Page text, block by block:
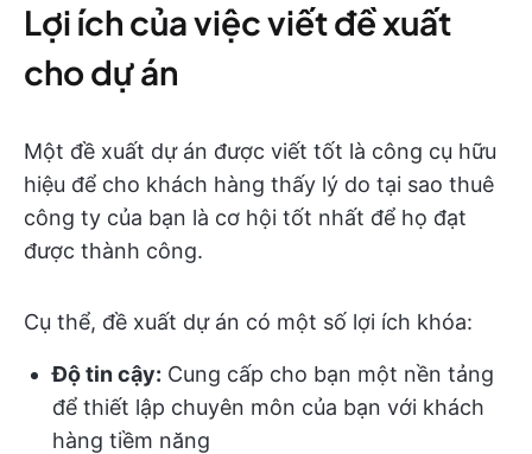
Lợi ích của việc viết đề xuất
cho dự án
Một đề xuất dự án được viết tốt là công cụ hữu
hiệu để cho khách hàng thấy lý do tại sao thuê
công ty của bạn là cơ hội tốt nhất để họ đạt
được thành công.
Cụ thể, đề xuất dự án có một số lợi ích khóa:
Độ tin cậy: Cung cấp cho bạn một nền tảng
để thiết lập chuyên môn của bạn với khách
hàng tiềm năng